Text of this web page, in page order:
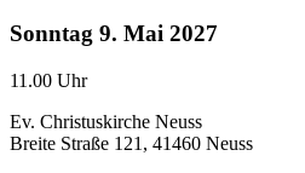
Sonntag 9. Mai 2027
11.00 Uhr
Ev. Christuskirche Neuss
Breite Straße 121, 41460 Neuss